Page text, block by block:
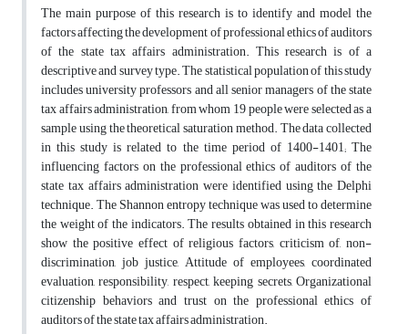
The main purpose of this research is to identify and model the
factors affecting the development of professional ethics of auditors
of the state tax affairs administration. This research is of a
descriptive and survey type. The statistical population of this study
includes university professors and all senior managers of the state
tax affairs administration, from whom 19 people were selected as a
sample using the theoretical saturation method. The data collected
in this study is related to the time period of 1400-1401; The
influencing factors on the professional ethics of auditors of the
state tax affairs administration were identified using the Delphi
technique. The Shannon entropy technique was used to determine
the weight of the indicators. The results obtained in this research
show the positive effect of religious factors, criticism of, non-
discrimination, job justice, Attitude of employees, coordinated
evaluation, responsibility, respect, keeping secrets, Organizational
citizenship behaviors and trust on the professional ethics of
auditors of the state tax affairs administration.